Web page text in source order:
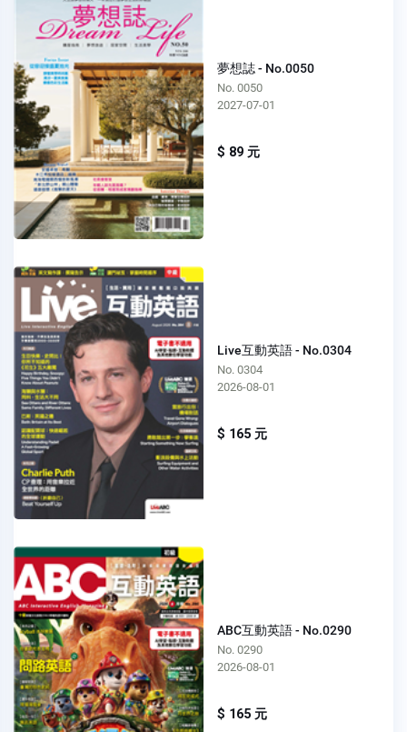
夢想誌 - No.0050
No. 0050
2027-07-01
$ 89 元
Live互動英語 - No.0304
No. 0304
2026-08-01
$ 165 元
ABC互動英語 - No.0290
No. 0290
2026-08-01
$ 165 元